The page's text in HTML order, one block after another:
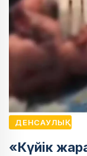
ДЕНСАУЛЫҚ
«Күйік